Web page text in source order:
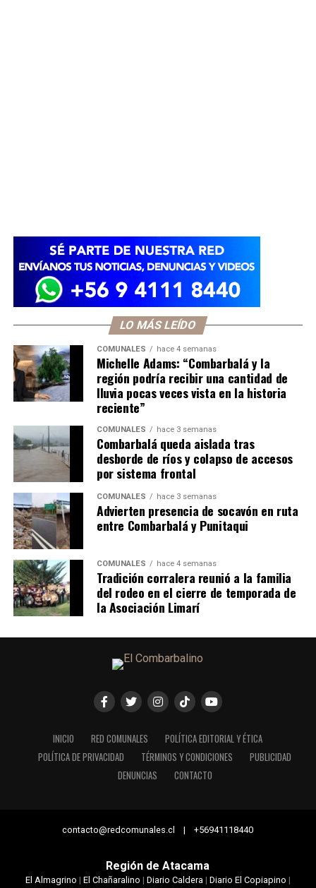
LO MÁS LEÍDO
COMUNALES hace 4 semanas
Michelle Adams: “Combarbalá y la
región podría recibir una cantidad de
lluvia pocas veces vista en la historia
reciente”
COMUNALES hace 3 semanas
Combarbalá queda aislada tras
desborde de ríos y colapso de accesos
por sistema frontal
COMUNALES hace 3 semanas
Advierten presencia de socavón en ruta
entre Combarbalá y Punitaqui
COMUNALES hace 4 semanas
Tradición corralera reunió a la familia
del rodeo en el cierre de temporada de
la Asociación Limarí
INICIO RED COMUNALES
POLÍTICA EDITORIAL Y ÉTICA
POLÍTICA DE PRIVACIDAD
TÉRMINOS Y CONDICIONES
PUBLICIDAD
DENUNCIAS
CONTACTO
contacto@redcomunales.cl | +56941118440
Región de Atacama
El Almagrino | El Chañaralino | Diario Caldera| Diario El Copiapino |